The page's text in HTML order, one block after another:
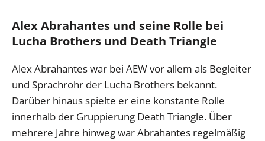
Alex Abrahantes und seine Rolle bei
Lucha Brothers und Death Triangle
Alex Abrahantes war bei AEW vor allem als Begleiter
und Sprachrohr der Lucha Brothers bekannt.
Darüber hinaus spielte er eine konstante Rolle
innerhalb der Gruppierung Death Triangle. Über
mehrere Jahre hinweg war Abrahantes regelmäßig